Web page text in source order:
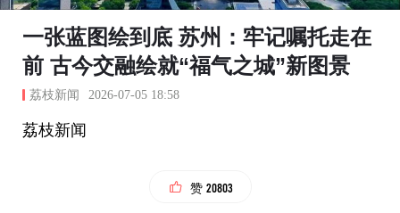
一张蓝图绘到底 苏州：牢记嘱托走在
前 古今交融绘就“福气之城”新图景
荔枝新闻 2026-07-05 18:58
荔枝新闻
赞 20803